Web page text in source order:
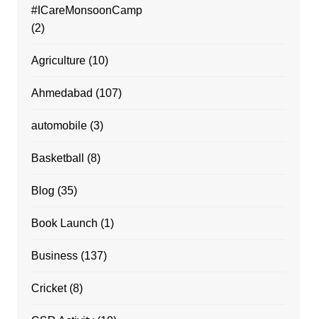
#ICareMonsoonCamp
(2)
Agriculture(10)
Ahmedabad (107)
automobile(3)
Basketball (8)
Blog (35)
Book Launch (1)
Business(137)
Cricket(8)